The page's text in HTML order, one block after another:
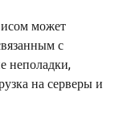
может
с
неполадки,
на серверы и